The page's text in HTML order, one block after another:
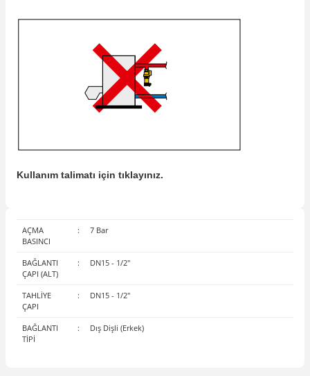
Kullanım talimatı için tıklayınız.
AÇMA
BASINCI
: 7 Bar
BAĞLANTI
ÇAPI (ALT)
: DN15 - 1/2"
TAHLİYE
ÇAPI
: DN15 - 1/2"
BAĞLANTI
TİPİ
: Dış Dişli (Erkek)